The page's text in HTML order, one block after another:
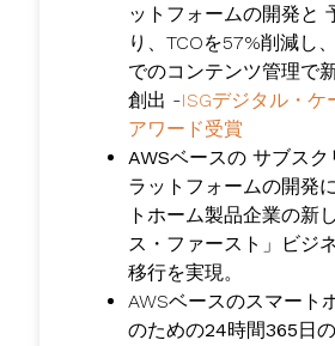
ットフォームの開発と
り 、TCOを57%削減し、
でのコンテンツ管理で
創出 -ISGデジタル・ケ
アワード受賞
AWSベースの サブスク
ラットフォームの開発
トホーム製品企業の新
ス・ファースト」ビジ
移行を実現。
AWSベースのスマート
のための24時間365日